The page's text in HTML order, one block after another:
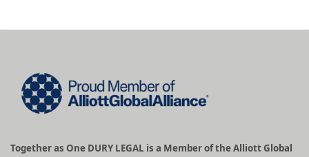
Together as One DURY LEGAL is a Member of the Alliott Global